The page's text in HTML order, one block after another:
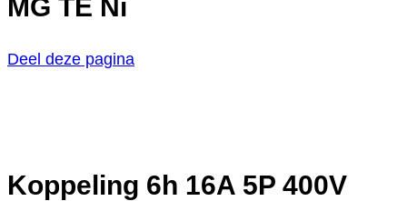
MG TE Ni
Deel deze pagina
Koppeling 6h 16A 5P 400V